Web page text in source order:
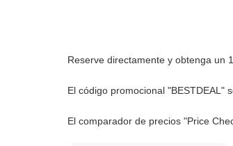
Reserve directamente y obtenga un
El código promocional "BESTDEAL"
El comparador de precios "Price